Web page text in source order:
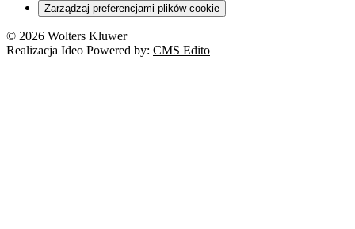
Zarządzaj preferencjami plików cookie
© 2026 Wolters Kluwer
Realizacja Ideo Powered by: CMS Edito